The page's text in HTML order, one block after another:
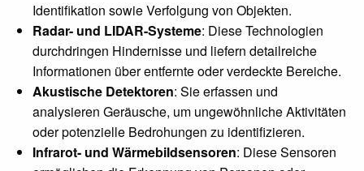
Identifikation sowie Verfolgung von Objekten.
Radar- und LIDAR-Systeme: Diese Technologien
durchdringen Hindernisse und liefern detailreiche
Informationen über entfernte oder verdeckte Bereiche.
Akustische Detektoren: Sie erfassen und
analysieren Geräusche, um ungewöhnliche Aktivitäten
oder potenzielle Bedrohungen zu identifizieren.
Infrarot- und Wärmebildsensoren: Diese Sensoren